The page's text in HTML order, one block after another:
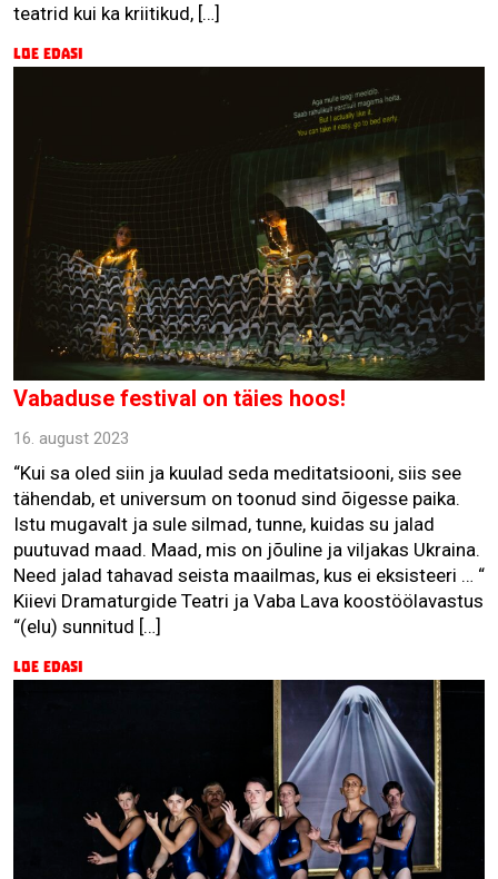
teatrid kui ka kriitikud, […]
Loe edasi
Vabaduse festival on täies hoos!
16. august 2023
“Kui sa oled siin ja kuulad seda meditatsiooni, siis see
tähendab, et universum on toonud sind õigesse paika.
Istu mugavalt ja sule silmad, tunne, kuidas su jalad
puutuvad maad. Maad, mis on jõuline ja viljakas Ukraina.
Need jalad tahavad seista maailmas, kus ei eksisteeri … “
Kiievi Dramaturgide Teatri ja Vaba Lava koostöölavastus
“(elu) sunnitud […]
Loe edasi